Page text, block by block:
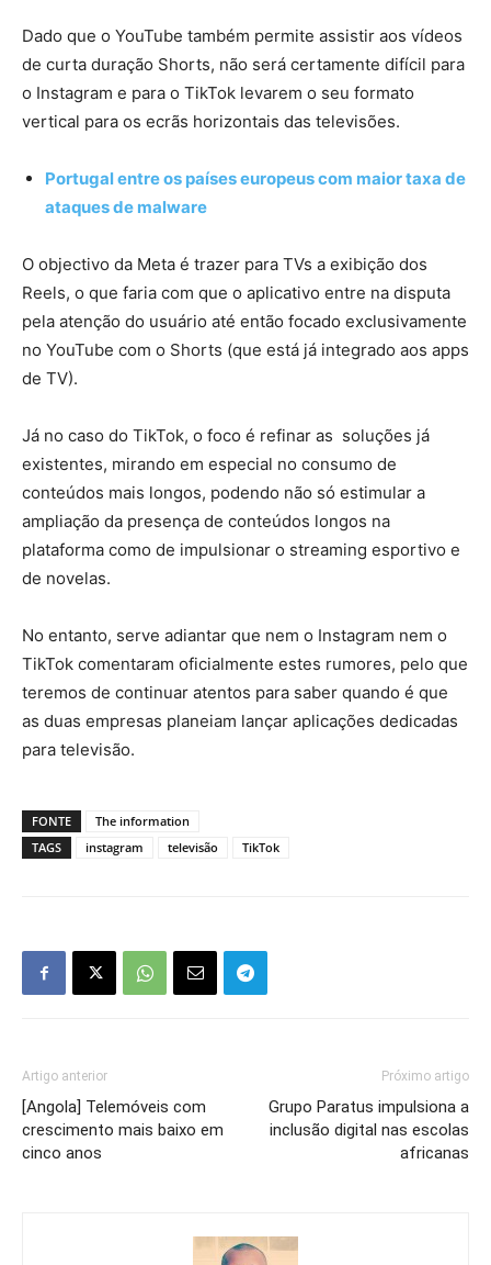
Dado que o YouTube também permite assistir aos vídeos
de curta duração Shorts, não será certamente difícil para
o Instagram e para o TikTok levarem o seu formato
vertical para os ecrãs horizontais das televisões.
Portugal entre os países europeus com maior taxa de
ataques de malware
O objectivo da Meta é trazer para TVs a exibição dos
Reels, o que faria com que o aplicativo entre na disputa
pela atenção do usuário até então focado exclusivamente
no YouTube com o Shorts (que está já integrado aos apps
de TV).
Já no caso do TikTok, o foco é refinar as soluções já
existentes, mirando em especial no consumo de
conteúdos mais longos, podendo não só estimular a
ampliação da presença de conteúdos longos na
plataforma como de impulsionar o streaming esportivo e
de novelas.
No entanto, serve adiantar que nem o Instagram nem o
TikTok comentaram oficialmente estes rumores, pelo que
teremos de continuar atentos para saber quando é que
as duas empresas planeiam lançar aplicações dedicadas
para televisão.
FONTE
The information
TAGS
instagram televisão TikTok
Artigo anterior
[Angola] Telemóveis com
crescimento mais baixo em
cinco anos
Próximo artigo
Grupo Paratus impulsiona a
inclusão digital nas escolas
africanas